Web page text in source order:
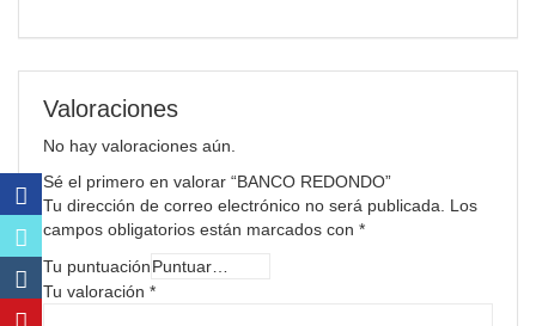
Valoraciones
No hay valoraciones aún.
Sé el primero en valorar “BANCO REDONDO”
Tu dirección de correo electrónico no será publicada.
Los
campos obligatorios están marcados con *
Tu puntuación
Tu valoración *